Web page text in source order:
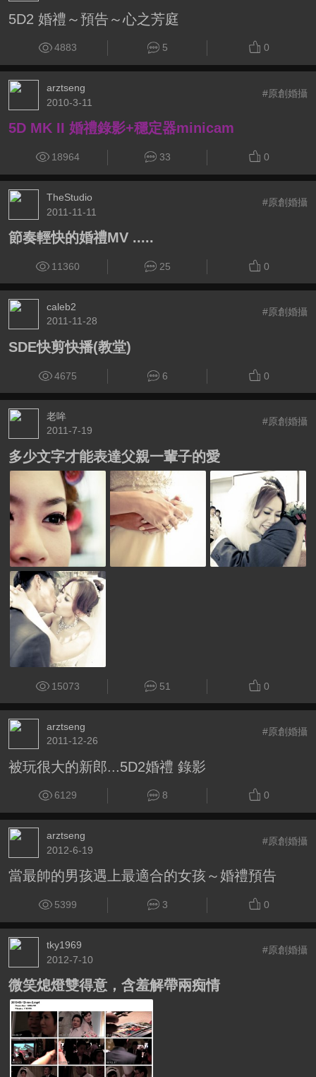
5D2 婚禮～預告～心之芳庭
4883 5 0
arztseng
2010-3-11
#原創婚攝
5D MK II 婚禮錄影+穩定器minicam
18964 33 0
TheStudio
2011-11-11
#原創婚攝
節奏輕快的婚禮MV .....
11360 25 0
caleb2
2011-11-28
#原創婚攝
SDE快剪快播(教堂)
4675 6 0
老哞
2011-7-19
#原創婚攝
多少文字才能表達父親一輩子的愛
15073 51 0
arztseng
2011-12-26
#原創婚攝
被玩很大的新郎...5D2婚禮 錄影
6129 8 0
arztseng
2012-6-19
#原創婚攝
當最帥的男孩遇上最適合的女孩～婚禮預告
5399 3 0
tky1969
2012-7-10
#原創婚攝
微笑熄燈雙得意，含羞解帶兩痴情